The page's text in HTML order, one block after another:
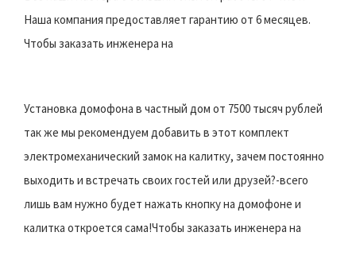
Наша компания предоставляет гарантию от 6 месяцев.
Чтобы заказать инженера на
Установка домофона в частный дом от 7500 тысяч рублей
так же мы рекомендуем добавить в этот комплект
электромеханический замок на калитку, зачем постоянно
выходить и встречать своих гостей или друзей?-всего
лишь вам нужно будет нажать кнопку на домофоне и
калитка откроется сама!Чтобы заказать инженера на